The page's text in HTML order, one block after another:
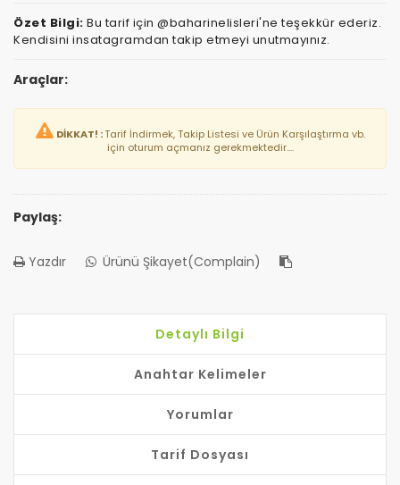
Özet Bilgi: Bu tarif için @baharinelisleri'ne teşekkür ederiz.
Kendisini insatagramdan takip etmeyi unutmayınız.
Araçlar:
DİKKAT! :Tarif İndirmek, Takip Listesi ve Ürün Karşılaştırma vb.
için oturum açmanız gerekmektedir....
Paylaş:
Yazdır Ürünü Şikayet(Complain)
Detaylı Bilgi
Anahtar Kelimeler
Yorumlar
Tarif Dosyası